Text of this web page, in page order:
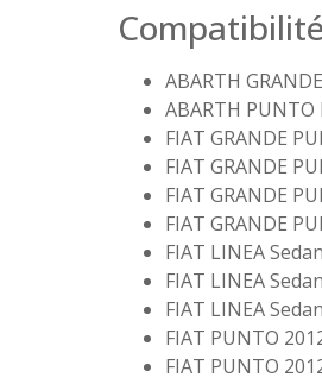
ABARTH
ABARTH
FIAT GRANDE
FIAT GRANDE
FIAT GRANDE
FIAT GRANDE
FIAT LINEA
FIAT LINEA
FIAT LINEA
FIAT PUNTO
FIAT PUNTO